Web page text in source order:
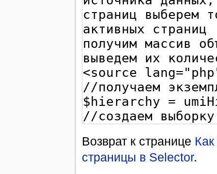
Возврат к странице
страницы в Selector.